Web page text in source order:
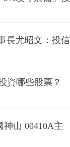
長尤昭文：投信
資哪些股票？
山 00410A主